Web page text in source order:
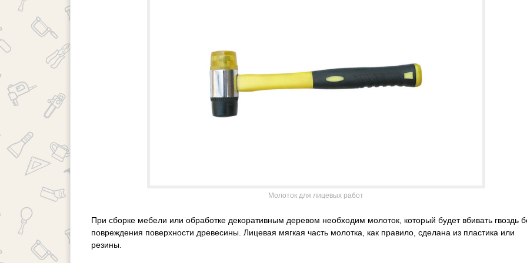
Молоток для лицевых работ
При сборке мебели или обработке декоративным деревом необходим молоток, который будет вбивать гвоздь
повреждения поверхности древесины. Лицевая мягкая часть молотка, как правило, сделана из пластика или
резины.